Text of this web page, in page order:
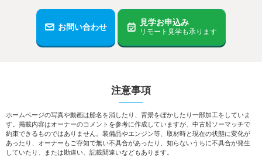
お問い合わせ 見学お申込み
リモート見学も承ります
注意事項
ホームページの写真や動画は船名を消したり、背景をぼかしたり一部加工をしていま
す。掲載内容はオーナーのコメントを参考に作成していますが、中古船ソーマッチで
約束できるものではありません。装備品やエンジン等、取材時と現在の状態に変化が
あったり、オーナーもご存知で無い不具合があったり、知らないうちに不具合が発生
していたり、または勘違い、記載間違いなどもあります。